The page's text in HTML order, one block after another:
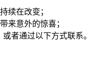
续在改变；
来意外的惊喜；
者通过以下方式联系。